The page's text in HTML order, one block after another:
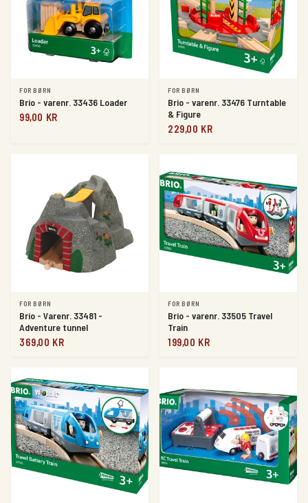
FOR BØRN
Brio - varenr. 33436 Loader
99,00 KR
FOR BØRN
Brio - varenr. 33476 Turntable
& Figure
229,00 KR
FOR BØRN
Brio - Varenr. 33481 -
Adventure tunnel
369,00 KR
FOR BØRN
Brio - varenr. 33505 Travel
Train
199,00 KR